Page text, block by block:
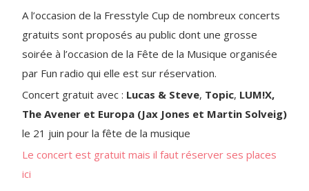
A l’occasion de la Fresstyle Cup de nombreux concerts
gratuits sont proposés au public dont une grosse
soirée à l’occasion de la Fête de la Musique organisée
par Fun radio qui elle est sur réservation.
Concert gratuit avec : Lucas & Steve, Topic, LUM!X,
The Avener et Europa (Jax Jones et Martin Solveig)
le 21 juin pour la fête de la musique
Le concert est gratuit mais il faut réserver ses places
ici